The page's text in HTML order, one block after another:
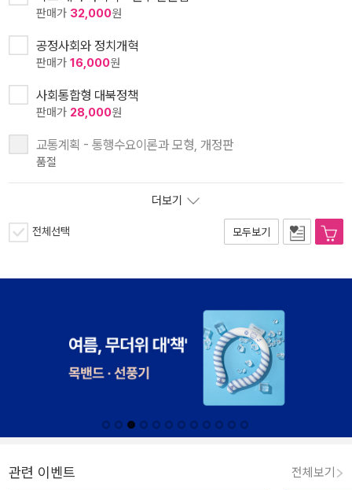
판매가 32,000원
공정사회와 정치개혁
판매가 16,000원
사회통합형 대북정책
판매가 28,000원
교통계획 - 통행수요이론과 모형, 개정판
품절
더보기
전체선택 모두보기
관련 이벤트 전체보기